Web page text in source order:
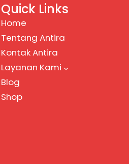
Quick Links
Home
Tentang Antira
Kontak Antira
Layanan Kami
Blog
Shop